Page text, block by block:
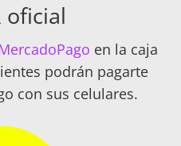
oficial
en la caja
podrán pagarte
con sus celulares.